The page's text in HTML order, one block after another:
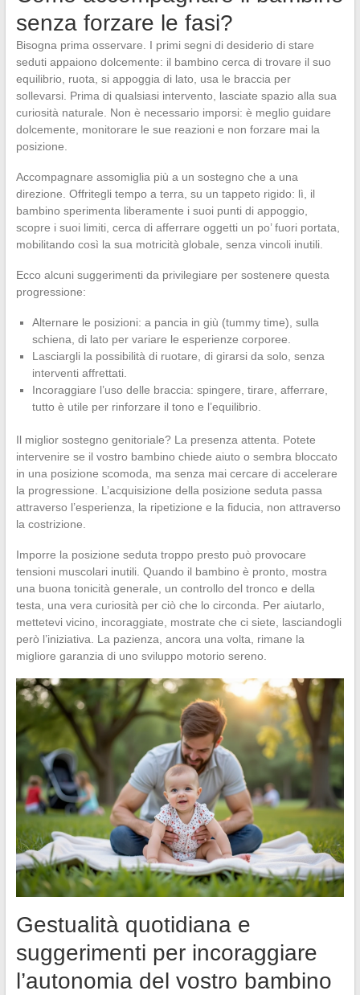
senza forzare le fasi?
Bisogna prima osservare. I primi segni di desiderio di stare
seduti appaiono dolcemente: il bambino cerca di trovare il suo
equilibrio, ruota, si appoggia di lato, usa le braccia per
sollevarsi. Prima di qualsiasi intervento, lasciate spazio alla sua
curiosità naturale. Non è necessario imporsi: è meglio guidare
dolcemente, monitorare le sue reazioni e non forzare mai la
posizione.
Accompagnare assomiglia più a un sostegno che a una
direzione. Offritegli tempo a terra, su un tappeto rigido: lì, il
bambino sperimenta liberamente i suoi punti di appoggio,
scopre i suoi limiti, cerca di afferrare oggetti un po’ fuori portata,
mobilitando così la sua motricità globale, senza vincoli inutili.
Ecco alcuni suggerimenti da privilegiare per sostenere questa
progressione:
Alternare le posizioni: a pancia in giù (tummy time), sulla
schiena, di lato per variare le esperienze corporee.
Lasciargli la possibilità di ruotare, di girarsi da solo, senza
interventi affrettati.
Incoraggiare l’uso delle braccia: spingere, tirare, afferrare,
tutto è utile per rinforzare il tono e l’equilibrio.
Il miglior sostegno genitoriale? La presenza attenta. Potete
intervenire se il vostro bambino chiede aiuto o sembra bloccato
in una posizione scomoda, ma senza mai cercare di accelerare
la progressione. L’acquisizione della posizione seduta passa
attraverso l’esperienza, la ripetizione e la fiducia, non attraverso
la costrizione.
Imporre la posizione seduta troppo presto può provocare
tensioni muscolari inutili. Quando il bambino è pronto, mostra
una buona tonicità generale, un controllo del tronco e della
testa, una vera curiosità per ciò che lo circonda. Per aiutarlo,
mettetevi vicino, incoraggiate, mostrate che ci siete, lasciandogli
però l’iniziativa. La pazienza, ancora una volta, rimane la
migliore garanzia di uno sviluppo motorio sereno.
Gestualità quotidiana e
suggerimenti per incoraggiare
l’autonomia del vostro bambino